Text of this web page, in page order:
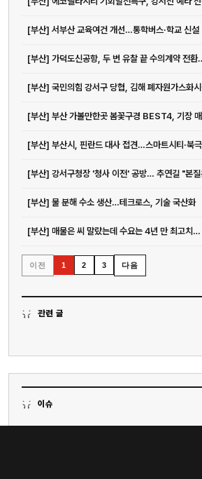
[부산] 서부산 교육여건 개선…통학버스·학교 신설
[부산] 가덕도신공항, 두 번 유찰 끝 수의계약 전
[부산] 부산시, 핀란드 대사 접견…스마트시티·북
[부산] 강서구청장 '청사 이전' 공방… 추연길 "본
[부산] 물 분해 수소 생산…테크로스, 기술 국산화
[부산] 매물은 씨 말랐는데 수요는 4년 만 최고치…
이전 1 2 3 다음
관련 글
이슈
전화
부산 강서구 명지국제2로 41
POSCO 샤인오피스 306호
운영시간
월–금 09:00–18:00